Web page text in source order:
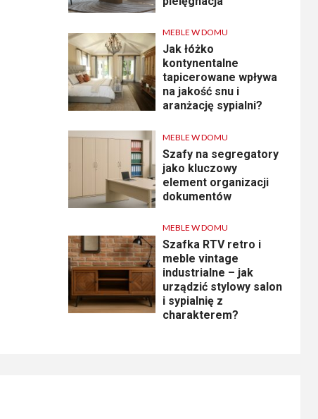
MEBLE W DOMU
Jak łóżko
kontynentalne
tapicerowane wpływa
na jakość snu i
aranżację sypialni?
MEBLE W DOMU
Szafy na segregatory
jako kluczowy
element organizacji
dokumentów
MEBLE W DOMU
Szafka RTV retro i
meble vintage
industrialne – jak
urządzić stylowy salon
i sypialnię z
charakterem?